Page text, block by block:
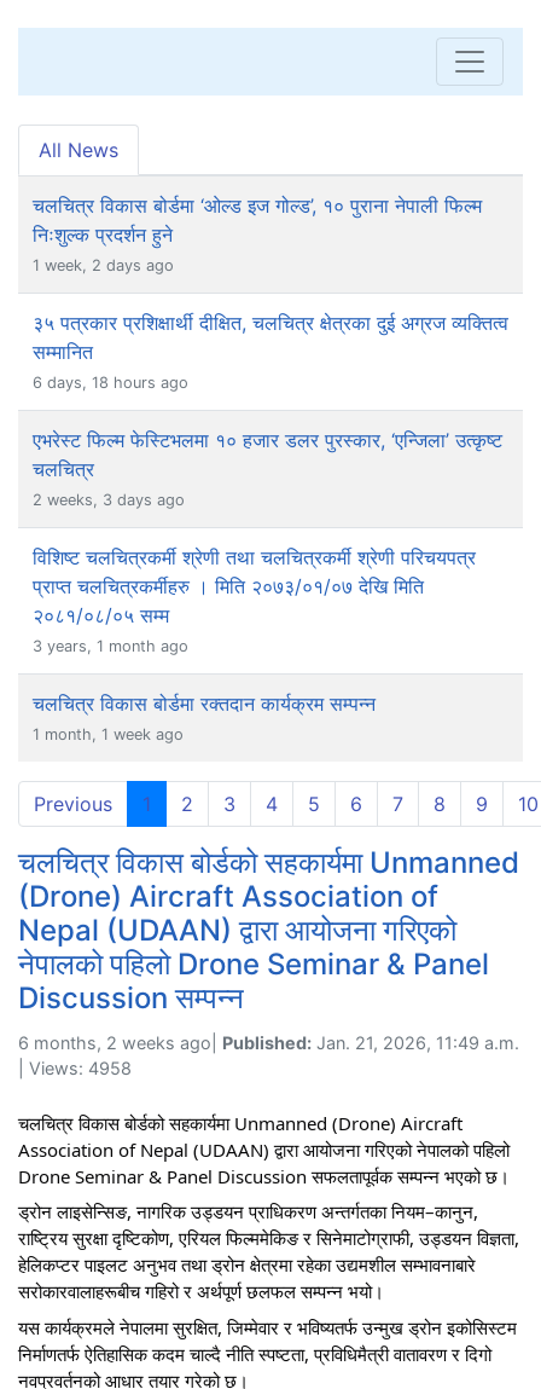
All News
चलचित्र विकास बोर्डमा ‘ओल्ड इज गोल्ड’, १० पुराना नेपाली फिल्म
निःशुल्क प्रदर्शन हुने
1 week, 2 days ago
३५ पत्रकार प्रशिक्षार्थी दीक्षित, चलचित्र क्षेत्रका दुई अग्रज व्यक्तित्व
सम्मानित
6 days, 18 hours ago
एभरेस्ट फिल्म फेस्टिभलमा १० हजार डलर पुरस्कार, ‘एन्जिला’ उत्कृष्ट
चलचित्र
2 weeks, 3 days ago
विशिष्ट चलचित्रकर्मी श्रेणी तथा चलचित्रकर्मी श्रेणी परिचयपत्र
प्राप्त चलचित्रकर्मीहरु । मिति २०७३/०१/०७ देखि मिति
२०८१/०८/०५ सम्म
3 years, 1 month ago
चलचित्र विकास बोर्डमा रक्तदान कार्यक्रम सम्पन्न
1 month, 1 week ago
Previous 1 (current)
2 3 4 5 6 7 8 9 10
चलचित्र विकास बोर्डको सहकार्यमा Unmanned
(Drone) Aircraft Association of
Nepal (UDAAN) द्वारा आयोजना गरिएको
नेपालको पहिलो Drone Seminar & Panel
Discussion सम्पन्न
6 months, 2 weeks ago| Published: Jan. 21, 2026, 11:49 a.m.
| Views: 4958
चलचित्र विकास बोर्डको सहकार्यमा Unmanned (Drone) Aircraft
Association of Nepal (UDAAN) द्वारा आयोजना गरिएको नेपालको पहिलो
Drone Seminar & Panel Discussion सफलतापूर्वक सम्पन्न भएको छ।
ड्रोन लाइसेन्सिङ, नागरिक उड्डयन प्राधिकरण अन्तर्गतका नियम–कानुन,
राष्ट्रिय सुरक्षा दृष्टिकोण, एरियल फिल्ममेकिङ र सिनेमाटोग्राफी, उड्डयन विज्ञता,
हेलिकप्टर पाइलट अनुभव तथा ड्रोन क्षेत्रमा रहेका उद्यमशील सम्भावनाबारे
सरोकारवालाहरूबीच गहिरो र अर्थपूर्ण छलफल सम्पन्न भयो।
यस कार्यक्रमले नेपालमा सुरक्षित, जिम्मेवार र भविष्यतर्फ उन्मुख ड्रोन इकोसिस्टम
निर्माणतर्फ ऐतिहासिक कदम चाल्दै नीति स्पष्टता, प्रविधिमैत्री वातावरण र दिगो
नवप्रवर्तनको आधार तयार गरेको छ।